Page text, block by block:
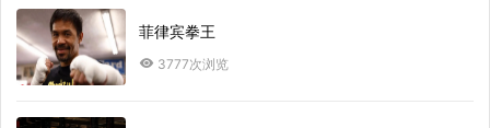
菲律宾拳王
3777次浏览